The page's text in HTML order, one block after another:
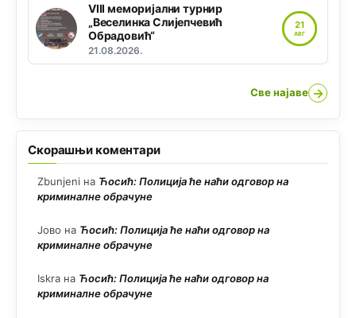
VIII меморијални турнир
„Веселинка Слијепчевић
Обрадовић“
21.08.2026.
21
АВГ
Све најаве →
Скорашњи коментари
Zbunjeni на Ћосић: Полиција ће наћи одговор на
криминалне обрачуне
Јово на Ћосић: Полиција ће наћи одговор на
криминалне обрачуне
Iskra на Ћосић: Полиција ће наћи одговор на
криминалне обрачуне